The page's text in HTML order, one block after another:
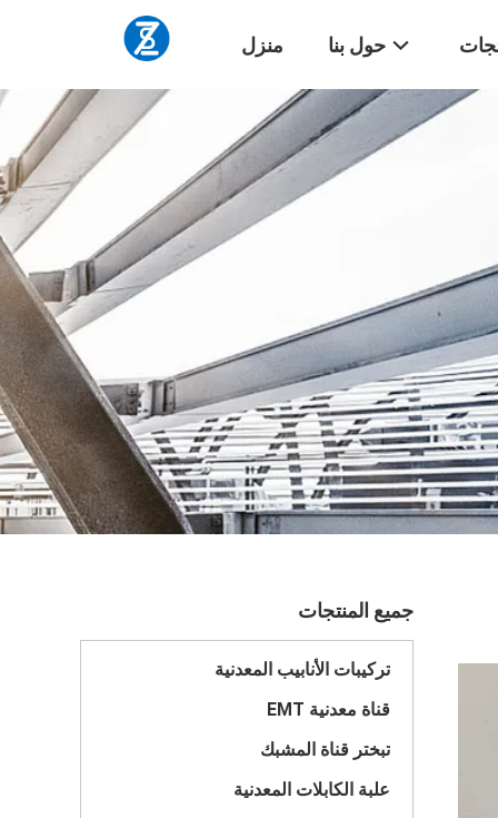
منزل حول بنا
جميع المنتجات
تركيبات الأنابيب المعدنية
قناة معدنية EMT
تبختر قناة المشبك
علبة الكابلات المعدنية